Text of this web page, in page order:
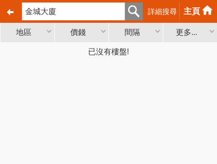
詳細搜尋 主頁
地區 價錢 間隔 更多...
已沒有樓盤!